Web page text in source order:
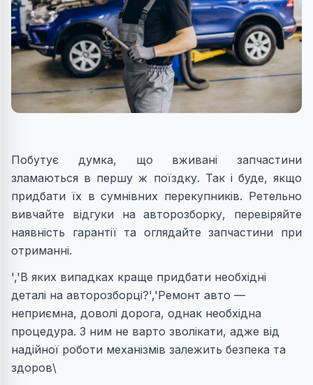
Побутує думка, що вживані запчастини
зламаються в першу ж поїздку. Так і буде, якщо
придбати їх в сумнівних перекупників. Ретельно
вивчайте відгуки на авторозборку, перевіряйте
наявність гарантії та оглядайте запчастини при
отриманні.
','В яких випадках краще придбати необхідні
деталі на авторозборці?','Ремонт авто —
неприємна, доволі дорога, однак необхідна
процедура. З ним не варто зволікати, адже від
надійної роботи механізмів залежить безпека та
здоров\